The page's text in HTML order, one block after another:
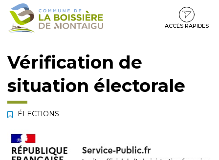
Gestion des traceurs
Aller
Aller
contenu
Aller
pied
ACCÈS RAPIDES
Vérification de
situation électorale
ÉLECTIONS